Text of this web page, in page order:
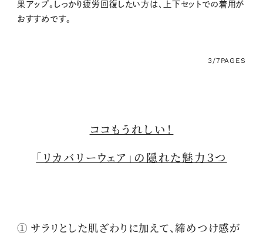
果アップ。しっかり疲労回復したい方は、上下セットでの着用が
おすすめです。
3/7PAGES
ココもうれしい！
「リカバリーウェア」の隠れた魅力３つ
① サラリとした肌ざわりに加えて、締めつけ感が